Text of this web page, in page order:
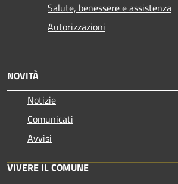
Salute, benessere e assistenza
Autorizzazioni
NOVITÀ
Notizie
Comunicati
Avvisi
VIVERE IL COMUNE